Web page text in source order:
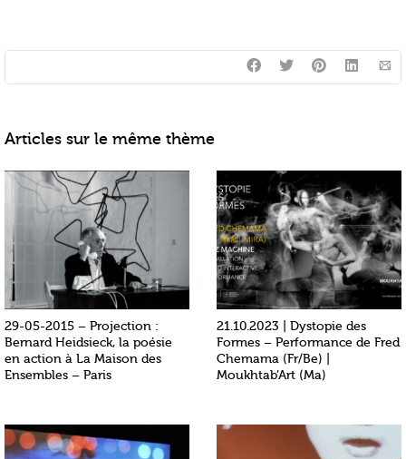
Articles sur le même thème
29-05-2015 – Projection :
Bernard Heidsieck, la poésie
en action à La Maison des
Ensembles – Paris
21.10.2023 | Dystopie des
Formes – Performance de Fred
Chemama (Fr/Be) |
Moukhtab’Art (Ma)